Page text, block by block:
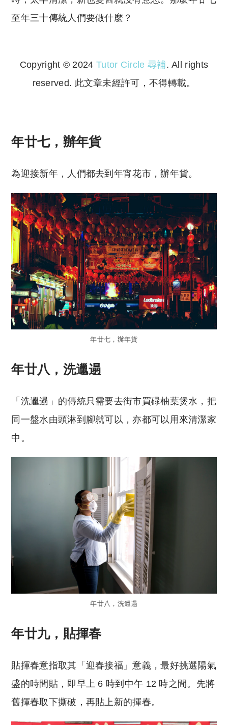
至年三十傳統人們要做什麼？
Copyright © 2024 Tutor Circle 尋補. All rights
reserved. 此文章未經許可，不得轉載。
年廿七，辦年貨
為迎接新年，人們都去到年宵花市，辦年貨。
年廿七，辦年貨
年廿八，洗邋遢
「洗邋遢」的傳統只需要去街市買碌柚葉煲水，把
同一盤水由頭淋到腳就可以，亦都可以用來清潔家
中。
年廿八，洗邋遢
年廿九，貼揮春
貼揮春意指取其「迎春接福」意義，最好挑選陽氣
盛的時間貼，即早上 6 時到中午 12 時之間。先將
舊揮春取下撕破，再貼上新的揮春。